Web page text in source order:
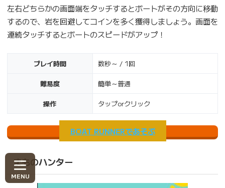
左右どちらかの画面端をタッチするとボートがその方向に移動
するので、岩を回避してコインを多く獲得しましょう。画面を
連続タッチするとボートのスピードがアップ！
プレイ時間 数秒～ / 1回
難易度 簡単～普通
操作 タップorクリック
BOAT RUNNERであそぶ
まものハンター